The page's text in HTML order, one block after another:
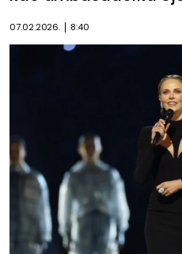
07.02.2026. 8:40